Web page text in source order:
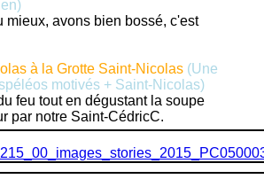
mieux, avons bien bossé, c'est
à la Grotte Saint-Nicolas (Une
motivés + Saint-Nicolas)
feu tout en dégustant la soupe
par notre Saint-CédricC.